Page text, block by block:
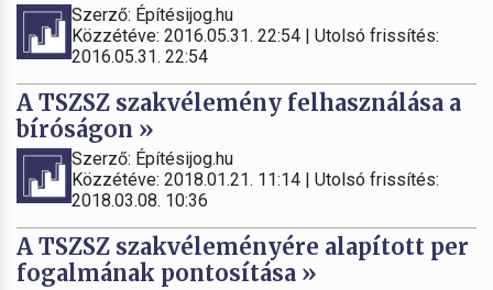
Szerző: Építésijog.hu
Közzétéve: 2016.05.31. 22:54 | Utolsó frissítés:
2016.05.31. 22:54
A TSZSZ szakvélemény felhasználása a
bíróságon »
Szerző: Építésijog.hu
Közzétéve: 2018.01.21. 11:14 | Utolsó frissítés:
2018.03.08. 10:36
A TSZSZ szakvéleményére alapított per
fogalmának pontosítása »